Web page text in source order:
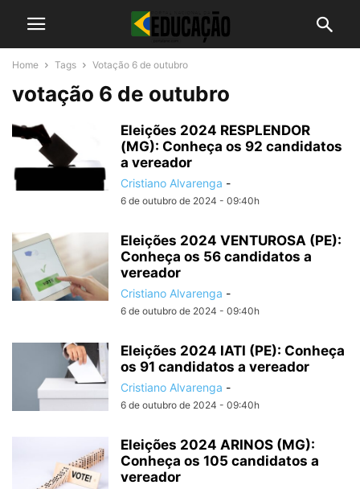
Home Tags Votação 6 de outubro
votação 6 de outubro
Eleições 2024 RESPLENDOR
(MG): Conheça os 92 candidatos
a vereador
Cristiano Alvarenga -
6 de outubro de 2024 - 09:40h
Eleições 2024 VENTUROSA (PE):
Conheça os 56 candidatos a
vereador
Cristiano Alvarenga -
6 de outubro de 2024 - 09:40h
Eleições 2024 IATI (PE): Conheça
os 91 candidatos a vereador
Cristiano Alvarenga -
6 de outubro de 2024 - 09:40h
Eleições 2024 ARINOS (MG):
Conheça os 105 candidatos a
vereador